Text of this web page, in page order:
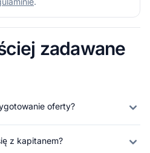
zadawane
oferty?
z kapitanem?